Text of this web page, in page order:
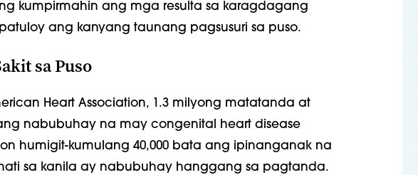
kumpirmahin ang mga resulta sa karagdagang
ang kanyang taunang pagsusuri sa puso.
sa Puso
Heart Association, 1.3 milyong matatanda at
nabubuhay na may congenital heart disease
humigit-kumulang 40,000 bata ang ipinanganak na
sa kanila ay nabubuhay hanggang sa pagtanda.